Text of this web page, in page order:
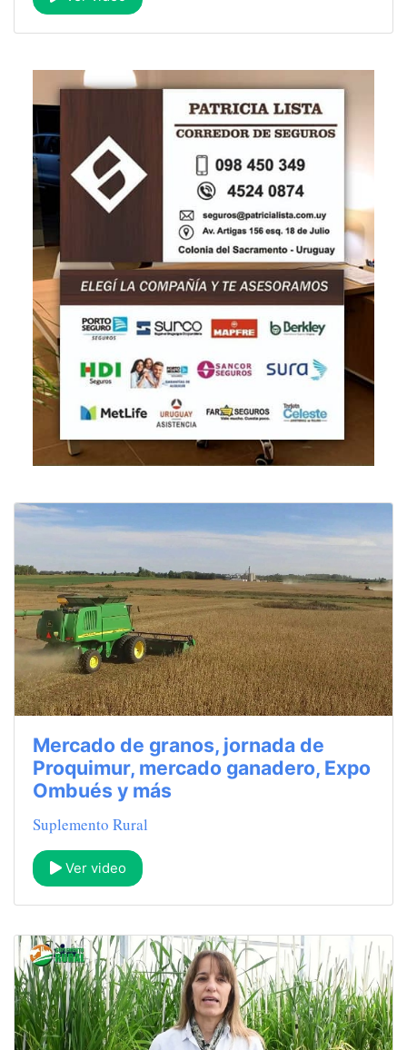
Mercado de granos, jornada de
Proquimur, mercado ganadero, Expo
Ombués y más
Suplemento Rural
Ver video